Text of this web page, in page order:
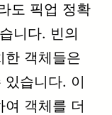
도 픽업 정확
니다. 빈의
한 객체들은
습니다. 이
객체를 더